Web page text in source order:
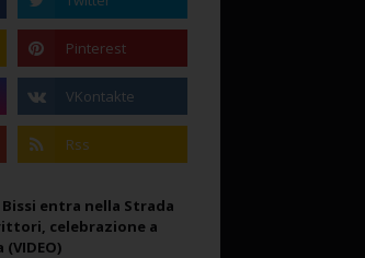
entra nella Strada
celebrazione a